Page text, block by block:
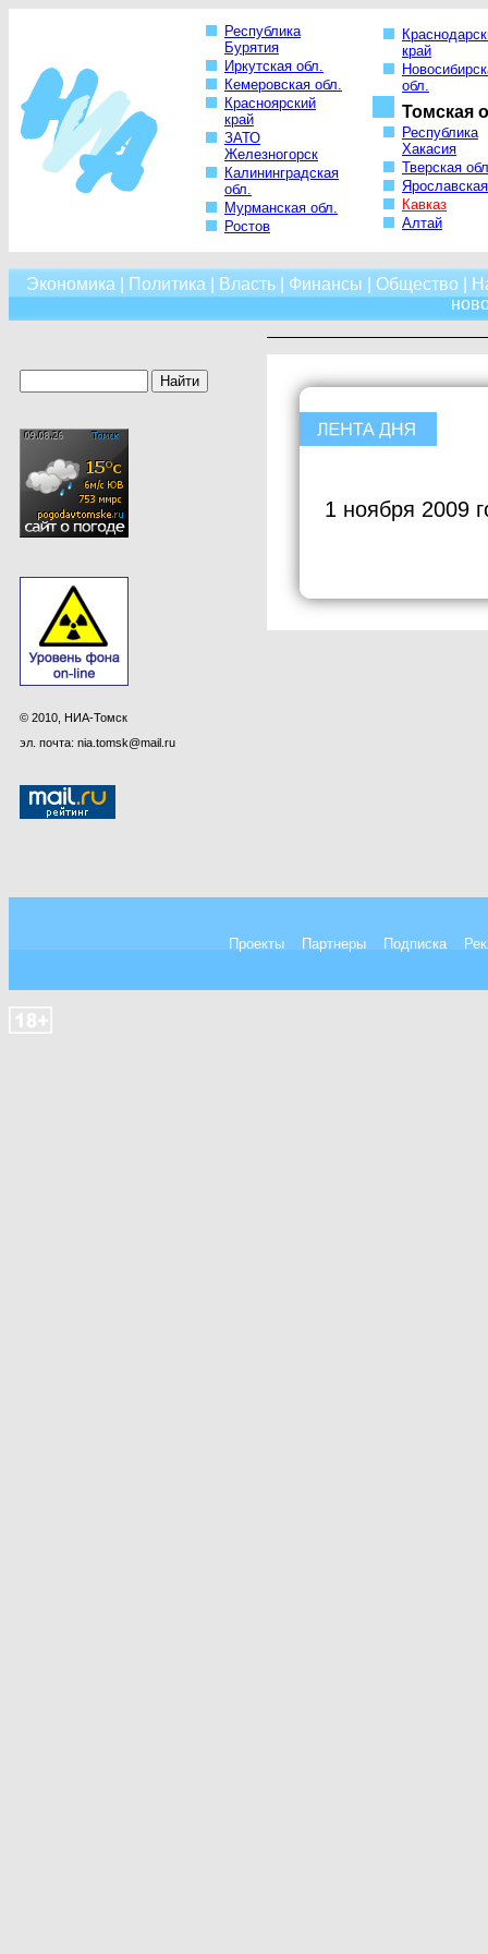
Республика
Бурятия
Иркутская обл.
Кемеровская обл.
Красноярский
край
ЗАТО
Железногорск
Калининградская
обл.
Мурманская обл.
Ростов
край
обл.
Томская
Республика
Хакасия
Тверская
Кавказ
Алтай
Экономика Политика Власть| Финансы Общество
© 2010, НИА-Томск
эл. почта: nia.tomsk@mail.ru
1 ноября 2009
Проекты Партнеры Подписка